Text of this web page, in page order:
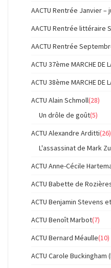
AACTU Rentrée Janvier –
AACTU Rentrée littéraire
AACTU Rentrée
ACTU 37ème MARCHE DE
ACTU 38ème MARCHE DE
ACTU Alain Schmoll(28)
Un drôle de goût(5)
ACTU Alexandre Arditti(26)
L'assassinat de Mark
ACTU Anne-Cécile
ACTU Babette de
ACTU Benjamin Stevens
ACTU Benoît Marbot(7)
ACTU Bernard Méaulle(10)
ACTU Carole Buckingham